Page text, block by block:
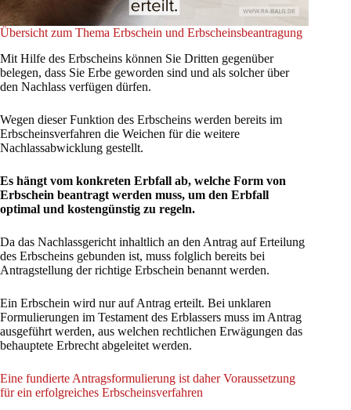
Übersicht zum Thema Erbschein und Erbscheinsbeantragung
Mit Hilfe des Erbscheins können Sie Dritten gegenüber
belegen, dass Sie Erbe geworden sind und als solcher über
den Nachlass verfügen dürfen.
Wegen dieser Funktion des Erbscheins werden bereits im
Erbscheinsverfahren die Weichen für die weitere
Nachlassabwicklung gestellt.
Es hängt vom konkreten Erbfall ab, welche Form von
Erbschein beantragt werden muss, um den Erbfall
optimal und kostengünstig zu regeln.
Da das Nachlassgericht inhaltlich an den Antrag auf Erteilung
des Erbscheins gebunden ist, muss folglich bereits bei
Antragstellung der richtige Erbschein benannt werden.
Ein Erbschein wird nur auf Antrag erteilt. Bei unklaren
Formulierungen im Testament des Erblassers muss im Antrag
ausgeführt werden, aus welchen rechtlichen Erwägungen das
behauptete Erbrecht abgeleitet werden.
Eine fundierte Antragsformulierung ist daher Voraussetzung
für ein erfolgreiches Erbscheinsverfahren